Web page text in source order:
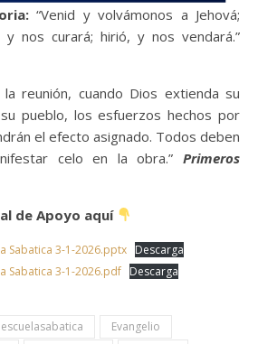
“Venid y volvámonos a Jehová;
nos curará; hirió, y nos vendará.”
la reunión, cuando Dios extienda su
pueblo, los esfuerzos hechos por
el efecto asignado. Todos deben
celo en la obra.” Primeros
de Apoyo aquí
Sabatica 3-1-2026.pptx Descarga
Sabatica 3-1-2026.pdf Descarga
escuelasabatica
Evangelio